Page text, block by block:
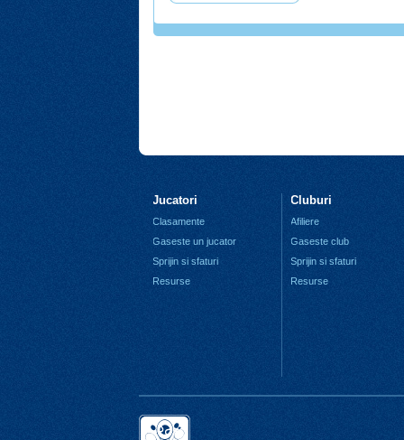
Jucatori
Clasamente
Gaseste un jucator
Sprijin si sfaturi
Resurse
Cluburi
Afiliere
Gaseste club
Sprijin si sfaturi
Resurse